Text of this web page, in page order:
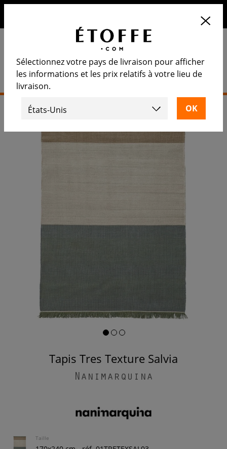
Tapis Tres Texture Salvia
Nanimarquina
Taille
Sélectionnez votre pays de livraison pour afficher
les informations et les prix relatifs à votre lieu de
livraison.